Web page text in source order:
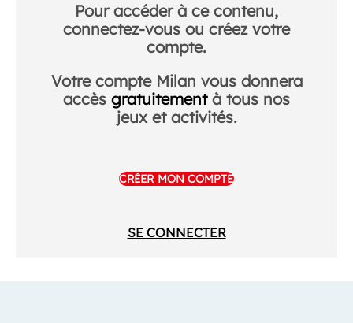
Pour accéder à ce contenu,
connectez-vous ou créez votre
compte.
Votre compte Milan vous donnera
accès gratuitementà tous nos
jeux et activités.
CRÉER MON COMPTE
SE CONNECTER